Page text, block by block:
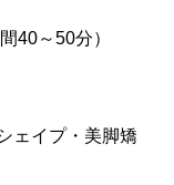
40～50分）
ェイプ・美脚矯